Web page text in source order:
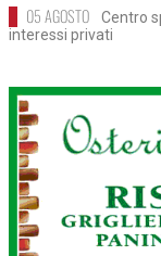
05 AGOSTO
Centro
interessi privati